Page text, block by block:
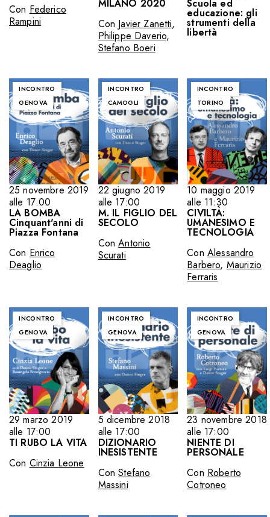
Con Federico
Rampini
MILANO 2020
Con Javier Zanetti,
Philippe Daverio,
Stefano Boeri
Scuola ed
educazione: gli
strumenti della
libertà
25 novembre 2019
alle 17:00
LA BOMBA
Cinquant'anni di
Piazza Fontana
INCONTRO
GENOVA
Con Enrico
Deaglio
22 giugno 2019
alle 17:00
M. IL FIGLIO DEL
SECOLO
INCONTRO
CAMOGLI
ConAntonio
Scurati
10 maggio 2019
alle 11:30
CIVILTÀ:
UMANESIMO E
TECNOLOGIA
INCONTRO
TORINO
Con Alessandro
Barbero, Maurizio
Ferraris
29 marzo 2019
alle 17:00
TI RUBO LA VITA
INCONTRO
GENOVA
Con Cinzia Leone
5 dicembre 2018
alle 17:00
DIZIONARIO
INESISTENTE
INCONTRO
GENOVA
ConStefano
Massini
23 novembre 2018
alle 17:00
NIENTE DI
PERSONALE
INCONTRO
GENOVA
Con Roberto
Cotroneo